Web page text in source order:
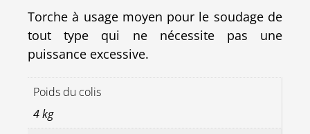
Torche à usage moyen pour le soudage de
tout type qui ne nécessite pas une
puissance excessive.
Poids du colis
4 kg